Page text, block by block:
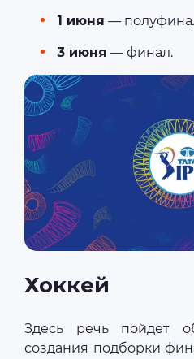
1 июня —
3 июня — финал.
Хоккей
Здесь речь пойдет
создания подборки